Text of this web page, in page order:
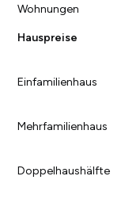
Wohnungen
Hauspreise
Einfamilienhaus
Mehrfamilienhaus
Doppelhaushälfte